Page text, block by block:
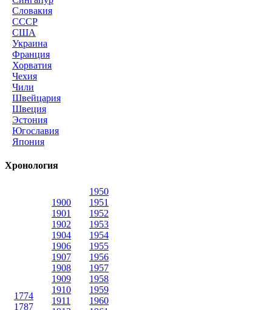
Словакия
СССР
США
Украина
Франция
Хорватия
Чехия
Чили
Швейцария
Швеция
Эстония
Югославия
Япония
Хронология
1774
1787
1900
1901
1902
1904
1906
1907
1908
1909
1910
1911
1950
1951
1952
1953
1954
1955
1956
1957
1958
1959
1960